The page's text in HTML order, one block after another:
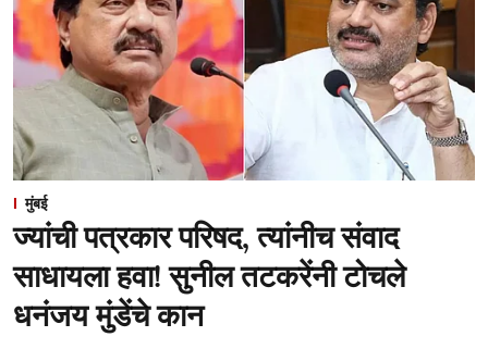
मुंबई
ज्यांची पत्रकार परिषद, त्यांनीच संवाद
साधायला हवा! सुनील तटकरेंनी टोचले
धनंजय मुंडेंचे कान